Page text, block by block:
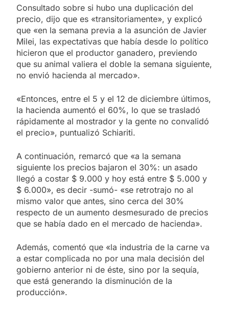
Consultado sobre si hubo una duplicación del
precio, dijo que es «transitoriamente», y explicó
que «en la semana previa a la asunción de Javier
Milei, las expectativas que había desde lo político
hicieron que el productor ganadero, previendo
que su animal valiera el doble la semana siguiente,
no envió hacienda al mercado».
«Entonces, entre el 5 y el 12 de diciembre últimos,
la hacienda aumentó el 60%, lo que se trasladó
rápidamente al mostrador y la gente no convalidó
el precio», puntualizó Schiariti.
A continuación, remarcó que «a la semana
siguiente los precios bajaron el 30%: un asado
llegó a costar $ 9.000 y hoy está entre $ 5.000 y
$ 6.000», es decir -sumó- «se retrotrajo no al
mismo valor que antes, sino cerca del 30%
respecto de un aumento desmesurado de precios
que se había dado en el mercado de hacienda».
Además, comentó que «la industria de la carne va
a estar complicada no por una mala decisión del
gobierno anterior ni de éste, sino por la sequía,
que está generando la disminución de la
producción».